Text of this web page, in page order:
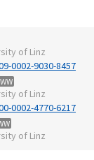
of Linz
0002-9030-8457
of Linz
0002-4770-6217
of Linz